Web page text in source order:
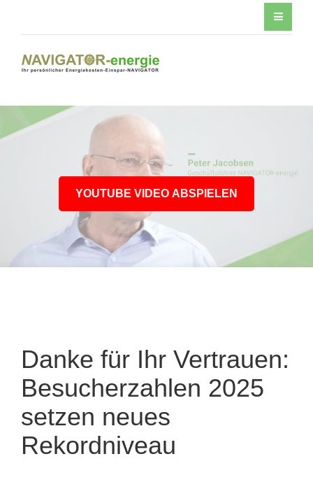
YOUTUBE VIDEO ABSPIELEN
Danke für Ihr Vertrauen:
Besucherzahlen 2025
setzen neues
Rekordniveau